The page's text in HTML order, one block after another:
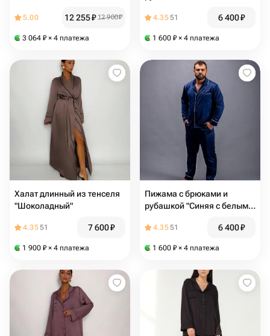
5.00 12 255₽ 12 900₽
3 064 ₽ × 4 платежа
4.3551 6 400₽
1 600 ₽ × 4 платежа
Халат длинный из тенселя
"Шоколадный"
4.3551 7 600₽
1 900 ₽ × 4 платежа
Пижама с брюками и
рубашкой "Синяя с белым
4.3551 6 400₽
1 600 ₽ × 4 платежа